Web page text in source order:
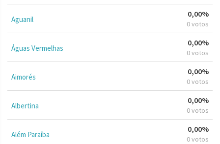
Aguanil
0,00%
0 votos
Águas Vermelhas
0,00%
0 votos
Aimorés
0,00%
0 votos
Albertina
0,00%
0 votos
Além Paraíba
0,00%
0 votos